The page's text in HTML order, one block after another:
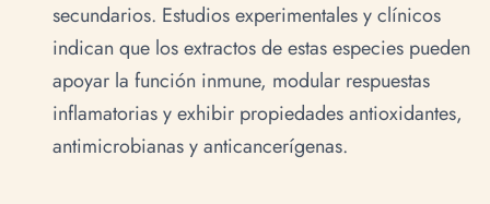
secundarios. Estudios experimentales y clínicos
indican que los extractos de estas especies pueden
apoyar la función inmune, modular respuestas
inflamatorias y exhibir propiedades antioxidantes,
antimicrobianas y anticancerígenas.